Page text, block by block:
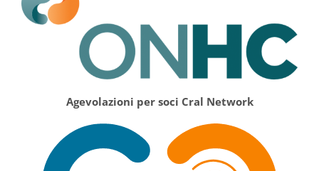
Agevolazioni per soci Cral Network